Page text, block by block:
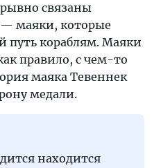
связаны
— маяки, которые
путь кораблям. Маяки
правило, с чем-то
маяка Тевеннек
медали.
находится